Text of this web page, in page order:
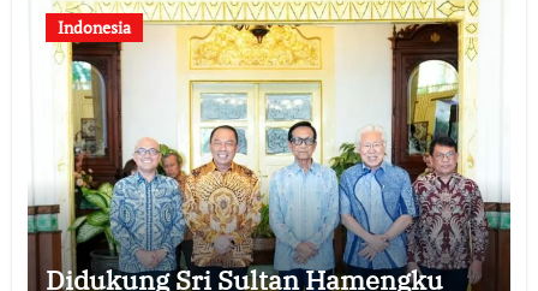
Indonesia
Didukung Sri Sultan Hamengku